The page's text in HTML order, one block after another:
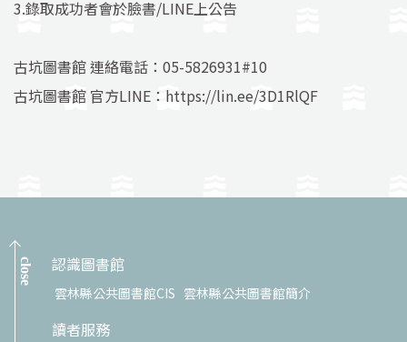
3.錄取成功者會於臉書/LINE上公告
古坑圖書館 連絡電話：05-5826931#10
古坑圖書館 官方LINE： https://lin.ee/3D1RlQF
close 認識圖書館
雲林縣公共圖書館CIS 雲林縣公共圖書館簡介
讀者服務